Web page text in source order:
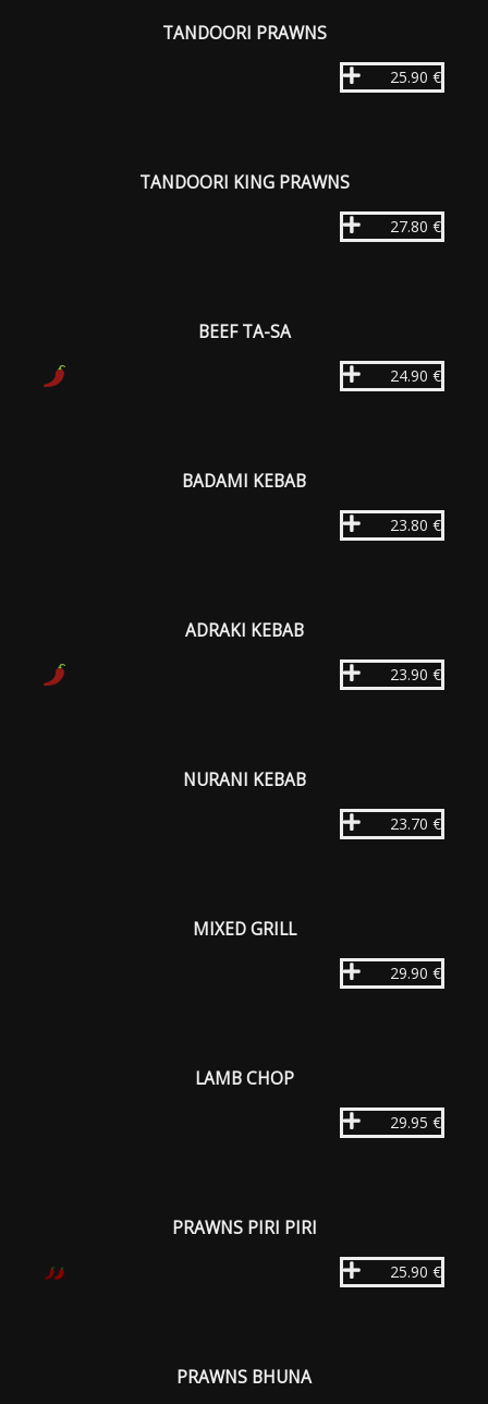
TANDOORI PRAWNS
25.90 €
TANDOORI KING PRAWNS
27.80 €
BEEF TA-SA
24.90 €
BADAMI KEBAB
23.80 €
ADRAKI KEBAB
23.90 €
NURANI KEBAB
23.70 €
MIXED GRILL
29.90 €
LAMB CHOP
29.95 €
PRAWNS PIRI PIRI
25.90 €
PRAWNS BHUNA